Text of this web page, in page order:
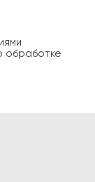
обработке